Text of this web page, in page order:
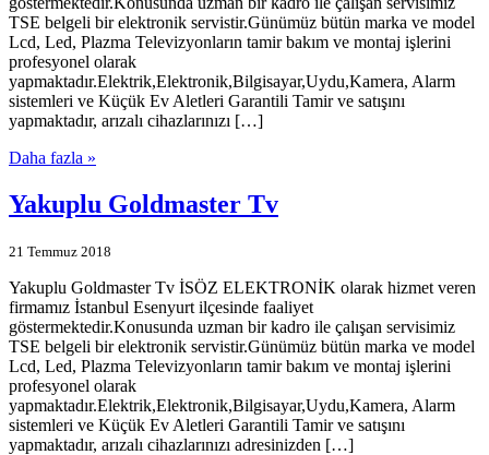
TSE belgeli bir elektronik servistir.Günümüz bütün marka ve model
Lcd, Led, Plazma Televizyonların tamir bakım ve montaj işlerini
profesyonel olarak
yapmaktadır.Elektrik,Elektronik,Bilgisayar,Uydu,Kamera, Alarm
sistemleri ve Küçük Ev Aletleri Garantili Tamir ve satışını
yapmaktadır, arızalı cihazlarınızı […]
Daha fazla »
Yakuplu Goldmaster Tv
21 Temmuz 2018
Yakuplu Goldmaster Tv İSÖZ ELEKTRONİK olarak hizmet veren
firmamız İstanbul Esenyurt ilçesinde faaliyet
göstermektedir.Konusunda uzman bir kadro ile çalışan servisimiz
TSE belgeli bir elektronik servistir.Günümüz bütün marka ve model
Lcd, Led, Plazma Televizyonların tamir bakım ve montaj işlerini
profesyonel olarak
yapmaktadır.Elektrik,Elektronik,Bilgisayar,Uydu,Kamera, Alarm
sistemleri ve Küçük Ev Aletleri Garantili Tamir ve satışını
yapmaktadır, arızalı cihazlarınızı adresinizden […]